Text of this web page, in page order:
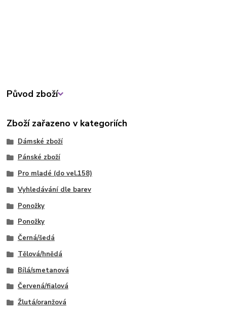
Původ zboží
Zboží zařazeno v kategoriích
Dámské zboží
Pánské zboží
Pro mladé (do vel.158)
Vyhledávání dle barev
Ponožky
Ponožky
Černá/šedá
Tělová/hnědá
Bílá/smetanová
Červená/fialová
Žlutá/oranžová